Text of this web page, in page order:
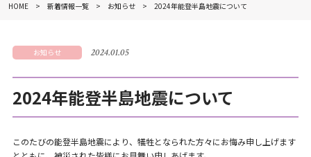
HOME 新着情報一覧 お知らせ 2024年能登半島地震について
お知らせ 2024.01.05
2024年能登半島地震について
このたびの能登半島地震により、犠牲となられた方々にお悔み申し上げます